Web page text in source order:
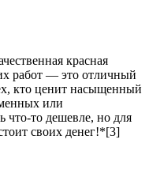
красная
работ — это отличный
кто ценит насыщенный
или
что-то дешевле, но для
своих денег!*[3]